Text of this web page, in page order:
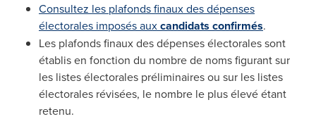
Consultez les plafonds finaux des dépenses
électorales imposés auxcandidats confirmés.
Les plafonds finaux des dépenses électorales sont
établis en fonction du nombre de noms figurant sur
les listes électorales préliminaires ou sur les listes
électorales révisées, le nombre le plus élevé étant
retenu.